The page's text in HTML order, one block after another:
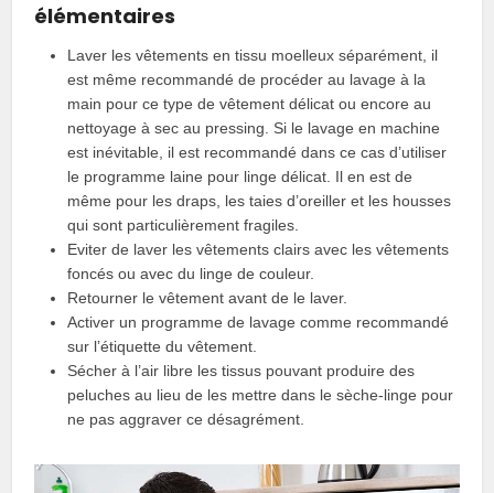
élémentaires
Laver les vêtements en tissu moelleux séparément, il
est même recommandé de procéder au lavage à la
main pour ce type de vêtement délicat ou encore au
nettoyage à sec au pressing. Si le lavage en machine
est inévitable, il est recommandé dans ce cas d’utiliser
le programme laine pour linge délicat. Il en est de
même pour les draps, les taies d’oreiller et les housses
qui sont particulièrement fragiles.
Eviter de laver les vêtements clairs avec les vêtements
foncés ou avec du linge de couleur.
Retourner le vêtement avant de le laver.
Activer un programme de lavage comme recommandé
sur l’étiquette du vêtement.
Sécher à l’air libre les tissus pouvant produire des
peluches au lieu de les mettre dans le sèche-linge pour
ne pas aggraver ce désagrément.